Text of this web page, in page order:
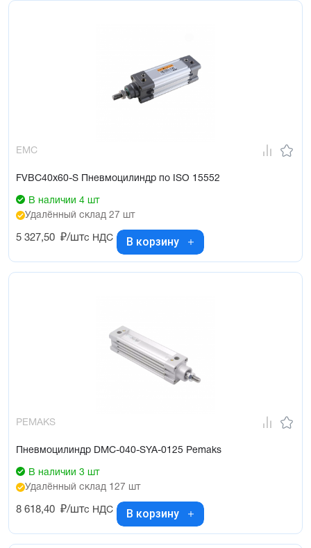
EMC
FVBC40x60-S Пневмоцилиндр по ISO 15552
В наличии 4 шт
Удалённый склад 27 шт
5 327,50 ₽/штс НДС В корзину
PEMAKS
Пневмоцилиндр DMC-040-SYA-0125 Pemaks
В наличии 3 шт
Удалённый склад 127 шт
8 618,40 ₽/штс НДС В корзину